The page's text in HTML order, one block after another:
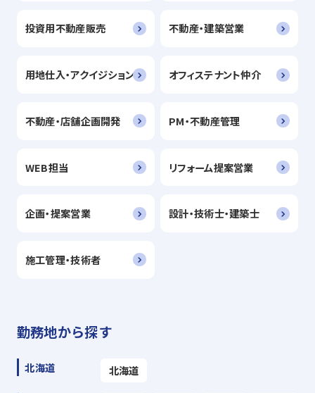
投資用不動産販売 不動産・建築営業
用地仕入・アクイジション オフィステナント仲介
不動産・店舗企画開発 PM・不動産管理
WEB担当 リフォーム提案営業
企画・提案営業 設計・技術士・建築士
施工管理・技術者
勤務地から探す
北海道 北海道